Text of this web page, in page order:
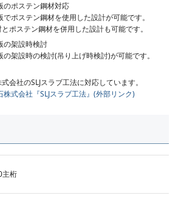
のポステン鋼材対応
でポステン鋼材を使用した設計が可能です。
ポステン鋼材を併用した設計も可能です。
の架設時検討
の架設時の検討(吊り上げ時検討)が可能です。
会社のSLJスラブ工法に対応しています。
株式会社『SLJスラブ工法』(外部リンク)
主桁